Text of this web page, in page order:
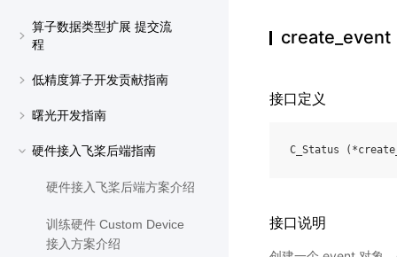
算子数据类型扩展 提交流
程
低精度算子开发贡献指南
曙光开发指南
硬件接入飞桨后端指南
硬件接入飞桨后端方案介绍
训练硬件 Custom Device
接入方案介绍
接口定义
C_Status ( *
接口说明